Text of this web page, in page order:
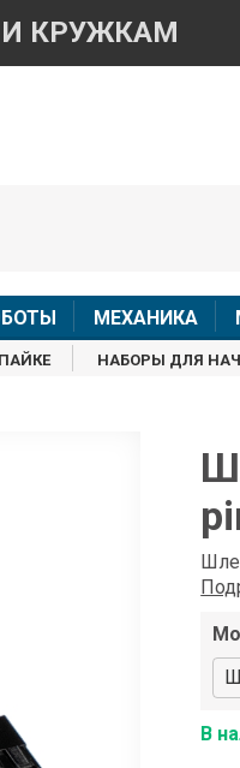
КРУЖКАМ
МЕХАНИКА
НАБОРЫ ДЛЯ
В
товара
обслуживаются
8 (499) 500-